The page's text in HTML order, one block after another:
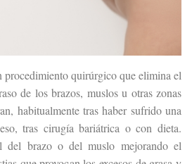
procedimiento quirúrgico que elimina el
de los brazos, muslos u otras zonas
habitualmente tras haber sufrido una
tras cirugía bariátrica o con dieta.
del brazo o del muslo mejorando el